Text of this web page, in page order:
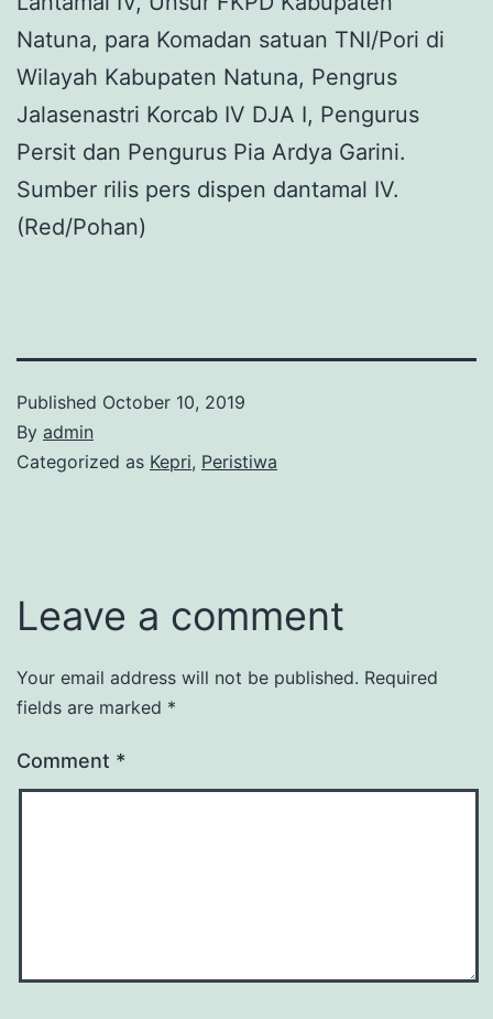
Natuna, para Komadan satuan TNI/Pori di
Wilayah Kabupaten Natuna, Pengrus
Jalasenastri Korcab IV DJA I, Pengurus
Persit dan Pengurus Pia Ardya Garini.
Sumber rilis pers dispen dantamal IV.
(Red/Pohan)
Published October 10, 2019
By admin
Categorized as Kepri, Peristiwa
Leave a comment
Your email address will not be published. Required
fields are marked *
Comment *